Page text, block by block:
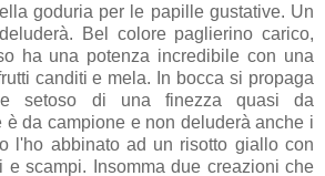
goduria per le papille gustative. Un
Bel colore paglierino carico,
ha una potenza incredibile con una
canditi e mela. In bocca si propaga
e setoso di una finezza quasi da
è da campione e non deluderà anche i
l'ho abbinato ad un risotto giallo con
e scampi. Insomma due creazioni che